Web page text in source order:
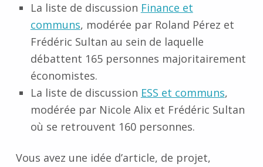
La liste de discussion Finance et
communs, modérée par Roland Pérez et
Frédéric Sultan au sein de laquelle
débattent 165 personnes majoritairement
économistes.
La liste de discussion ESS et communs,
modérée par Nicole Alix et Frédéric Sultan
où se retrouvent 160 personnes.
Vous avez une idée d’article, de projet,